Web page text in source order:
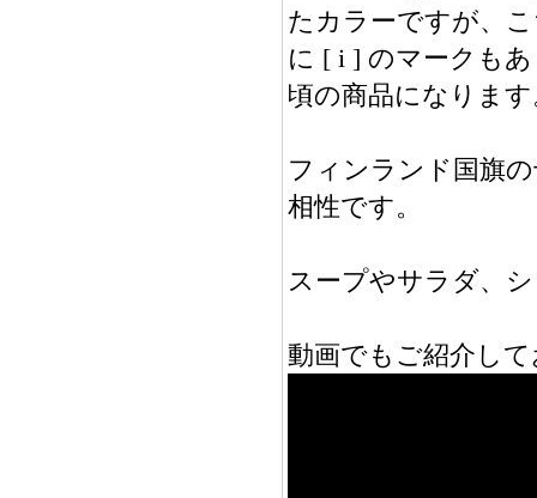
たカラーですが、
に [ i ] のマークもあ
頃の商品になりま
フィンランド国旗
相性です。
スープやサラダ、
動画でもご紹介し